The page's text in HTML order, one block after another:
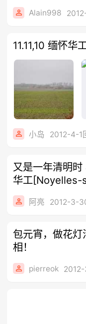
Alain998
11.11,10 缅怀华
小岛 2012-4-1
又是一年清明
华工[Noyelles-
阿亮 2012-3-
包元宵，做花
相！
pierreok